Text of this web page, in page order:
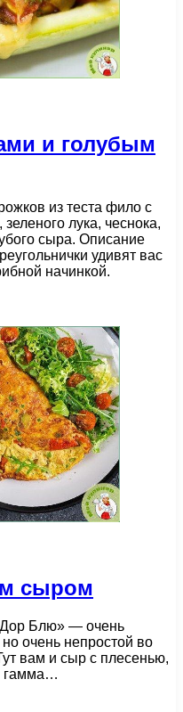
и голубым
из теста фило с
лука, чеснока,
сыра. Описание
удивят вас
начинкой.
сыром
Блю» — очень
очень непростой во
вам и сыр с плесенью,
гамма…